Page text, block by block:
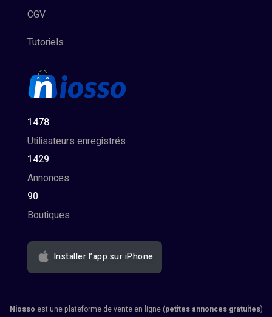
CGV
Tutoriels
1478
Utilisateurs enregistrés
1429
Annonces
90
Boutiques
Installer l’app sur iPhone
Niosso est une plateforme de vente en ligne (petites annonces gratuites)